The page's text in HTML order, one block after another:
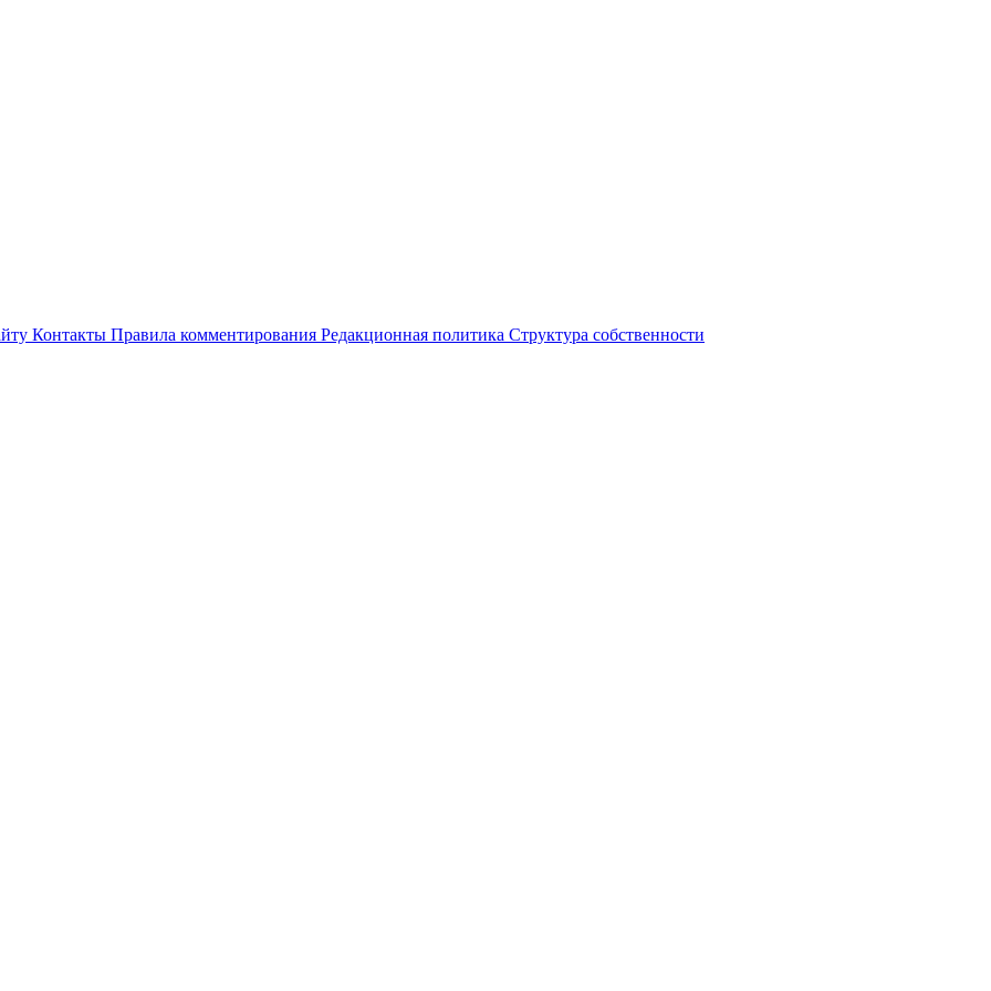
Контакты Правила комментирования Редакционная политика Структура собственности